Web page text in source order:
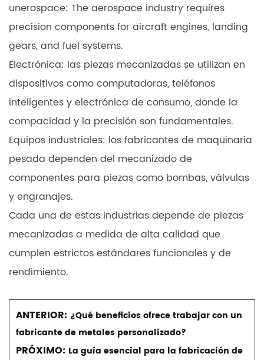
unerospace: The aerospace industry requires
precision components for aircraft engines, landing
gears, and fuel systems.
Electrónica: las piezas mecanizadas se utilizan en
dispositivos como computadoras, teléfonos
inteligentes y electrónica de consumo, donde la
compacidad y la precisión son fundamentales.
Equipos industriales: los fabricantes de maquinaria
pesada dependen del mecanizado de
componentes para piezas como bombas, válvulas
y engranajes.
Cada una de estas industrias depende de piezas
mecanizadas a medida de alta calidad que
cumplen estrictos estándares funcionales y de
rendimiento.
ANTERIOR: ¿Qué beneficios ofrece trabajar con un
fabricante de metales personalizado?
PRÓXIMO: La guía esencial para la fabricación de